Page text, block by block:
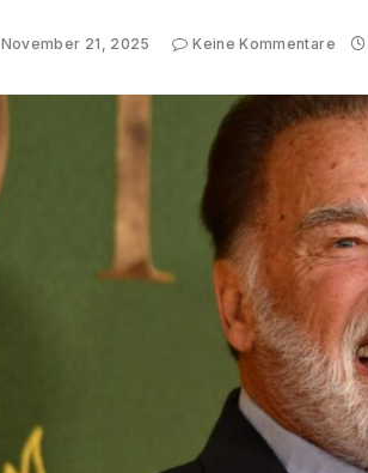
November 21, 2025 Keine Kommentare